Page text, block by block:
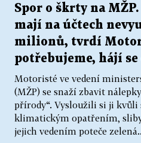
Spor o škrty na
mají na účtech
milionů, tvrdí
potřebujeme, hájí
Motoristé ve vedení
(MŽP) se snaží zbavit
přírody“. Vysloužili si ji kvůli
klimatickým opatřením,
jejich vedením poteče